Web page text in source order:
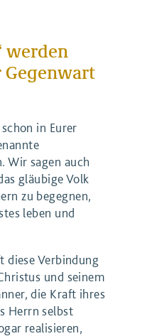
werden
in Eurer
Wir sagen auch
gläubige Volk
zu begegnen,
leben und
diese Verbindung
und seinem
die Kraft ihres
Herrn selbst
realisieren,